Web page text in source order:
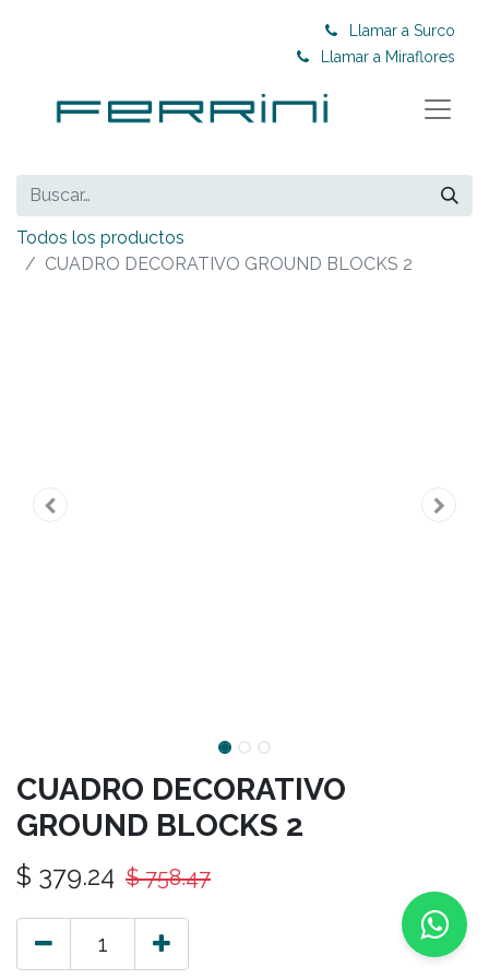
Llamar a Surco
Llamar a Miraflores
Todos los productos
CUADRO DECORATIVO GROUND BLOCKS 2
CUADRO DECORATIVO
GROUND BLOCKS 2
$ 379.24 $758.47